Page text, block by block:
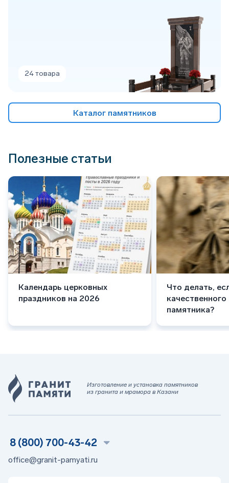
24 товара
Каталог памятников
Полезные статьи
Календарь церковных
праздников на 2026
Что делать,
памятника?
Изготовление и установка памятников
из гранита и мрамора в Казани
8 (800) 700-43-42
office@granit-pamyati.ru